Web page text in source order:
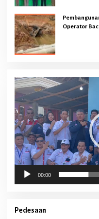
Operator
Pemutar
Video
00:00
Pedesaan